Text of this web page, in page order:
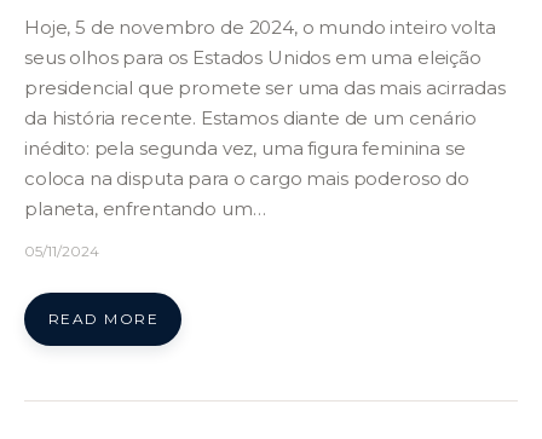
Hoje, 5 de novembro de 2024, o mundo inteiro volta
seus olhos para os Estados Unidos em uma eleição
presidencial que promete ser uma das mais acirradas
da história recente. Estamos diante de um cenário
inédito: pela segunda vez, uma figura feminina se
coloca na disputa para o cargo mais poderoso do
planeta, enfrentando um…
05/11/2024
READ MORE